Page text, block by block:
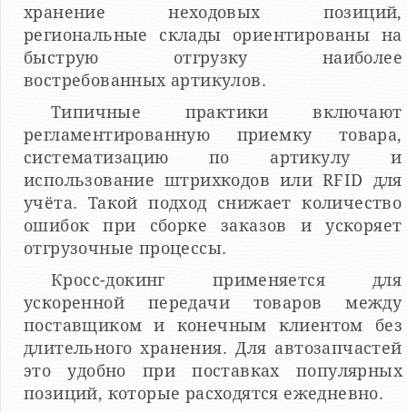
хранение неходовых позиций,
региональные склады ориентированы на
быструю отгрузку наиболее
востребованных артикулов.
Типичные практики включают
регламентированную приемку товара,
систематизацию по артикулу и
использование штрихкодов или RFID для
учёта. Такой подход снижает количество
ошибок при сборке заказов и ускоряет
отгрузочные процессы.
Кросс-докинг применяется для
ускоренной передачи товаров между
поставщиком и конечным клиентом без
длительного хранения. Для автозапчастей
это удобно при поставках популярных
позиций, которые расходятся ежедневно.